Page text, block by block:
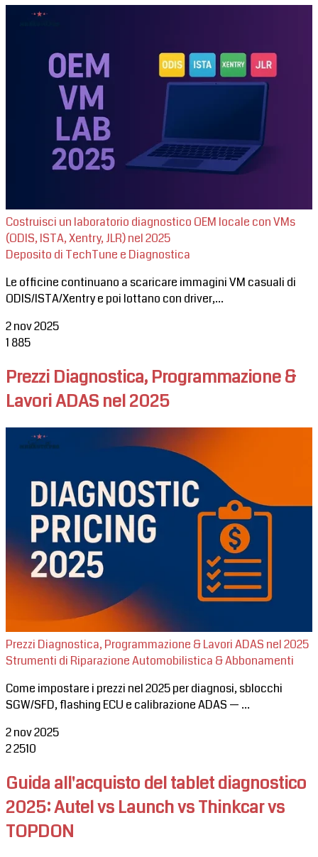
Costruisci un laboratorio diagnostico OEM locale con VMs
(ODIS, ISTA, Xentry, JLR) nel 2025
Deposito di TechTune e Diagnostica
Le officine continuano a scaricare immagini VM casuali di
ODIS/ISTA/Xentry e poi lottano con driver,...
2 nov 2025
1 885
Prezzi Diagnostica, Programmazione &
Lavori ADAS nel 2025
Prezzi Diagnostica, Programmazione & Lavori ADAS nel 2025
Strumenti di Riparazione Automobilistica & Abbonamenti
Come impostare i prezzi nel 2025 per diagnosi, sblocchi
SGW/SFD, flashing ECU e calibrazione ADAS — ...
2 nov 2025
22510
Guida all'acquisto del tablet diagnostico
2025: Autel vs Launch vs Thinkcar vs
TOPDON